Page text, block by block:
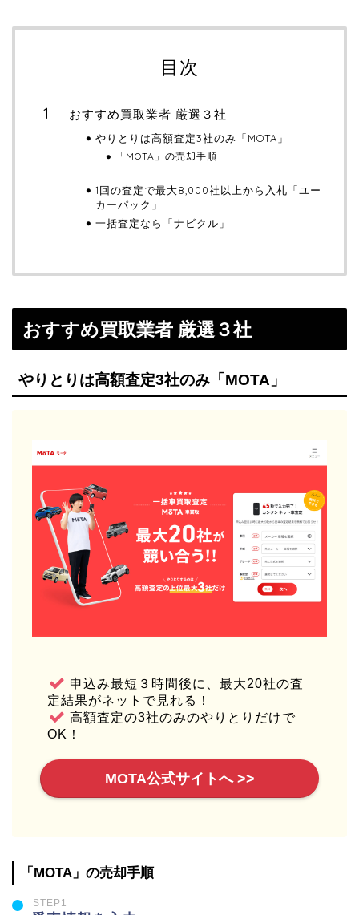
目次
おすすめ買取業者 厳選３社
やりとりは高額査定3社のみ「MOTA」
「MOTA」の売却手順
1回の査定で最大8,000社以上から入札「ユー
カーパック」
一括査定なら「ナビクル」
おすすめ買取業者 厳選３社
やりとりは高額査定3社のみ「MOTA」
申込み最短３時間後に、最大20社の査
定結果がネットで見れる！
高額査定の3社のみのやりとりだけで
OK！
MOTA公式サイトへ >>
「MOTA」の売却手順
STEP1